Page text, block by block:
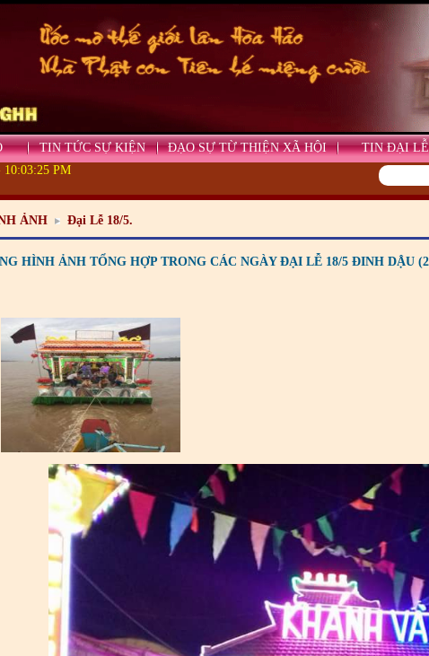
TIN TỨC SỰ KIỆN ĐẠO SỰ TỪ THIỆN XÃ HỘI
TIN ĐẠI LỄ
PM
ẢNH Đại Lễ 18/5.
HÌNH ẢNH TỔNG HỢP TRONG CÁC NGÀY ĐẠI LỄ 18/5 ĐINH DẬU